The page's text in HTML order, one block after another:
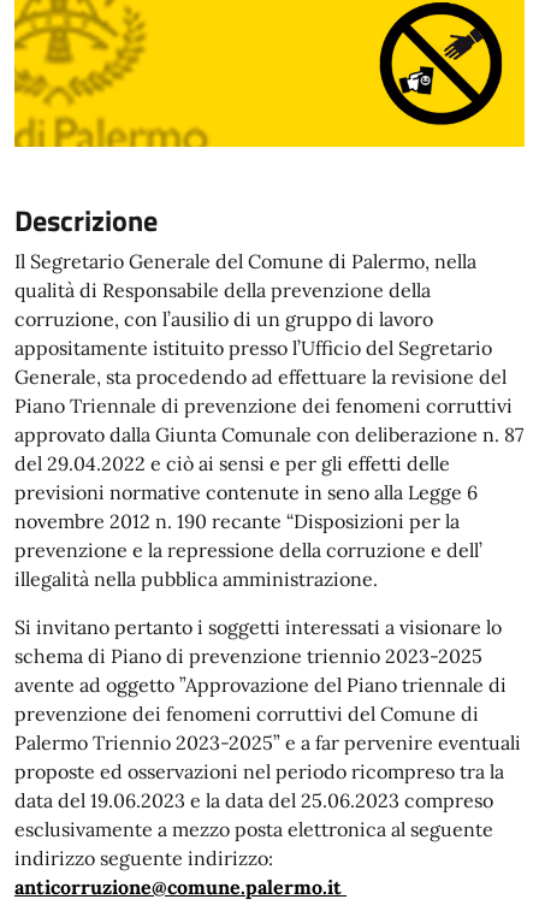
Descrizione
Il Segretario Generale del Comune di Palermo, nella
qualità di Responsabile della prevenzione della
corruzione, con l’ausilio di un gruppo di lavoro
appositamente istituito presso l’Ufficio del Segretario
Generale, sta procedendo ad effettuare la revisione del
Piano Triennale di prevenzione dei fenomeni corruttivi
approvato dalla Giunta Comunale con deliberazione n. 87
del 29.04.2022 e ciò ai sensi e per gli effetti delle
previsioni normative contenute in seno alla Legge 6
novembre 2012 n. 190 recante “Disposizioni per la
prevenzione e la repressione della corruzione e dell’
illegalità nella pubblica amministrazione.
Si invitano pertanto i soggetti interessati a visionare lo
schema di Piano di prevenzione triennio 2023-2025
avente ad oggetto ”Approvazione del Piano triennale di
prevenzione dei fenomeni corruttivi del Comune di
Palermo Triennio 2023-2025” e a far pervenire eventuali
proposte ed osservazioni nel periodo ricompreso tra la
data del 19.06.2023 e la data del 25.06.2023 compreso
esclusivamente a mezzo posta elettronica al seguente
indirizzo seguente indirizzo:
anticorruzione@comune.palermo.it